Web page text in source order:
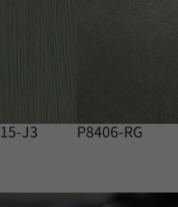
J3 P8406-RG